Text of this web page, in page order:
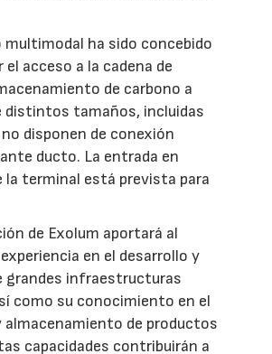
multimodal ha sido concebido
acceso a la cadena de
de carbono a
distintos tamaños, incluidas
disponen de conexión
ducto. La entrada en
la terminal está prevista para
de Exolum aportará al
en el desarrollo y
grandes infraestructuras
como su conocimiento en el
de productos
capacidades contribuirán a